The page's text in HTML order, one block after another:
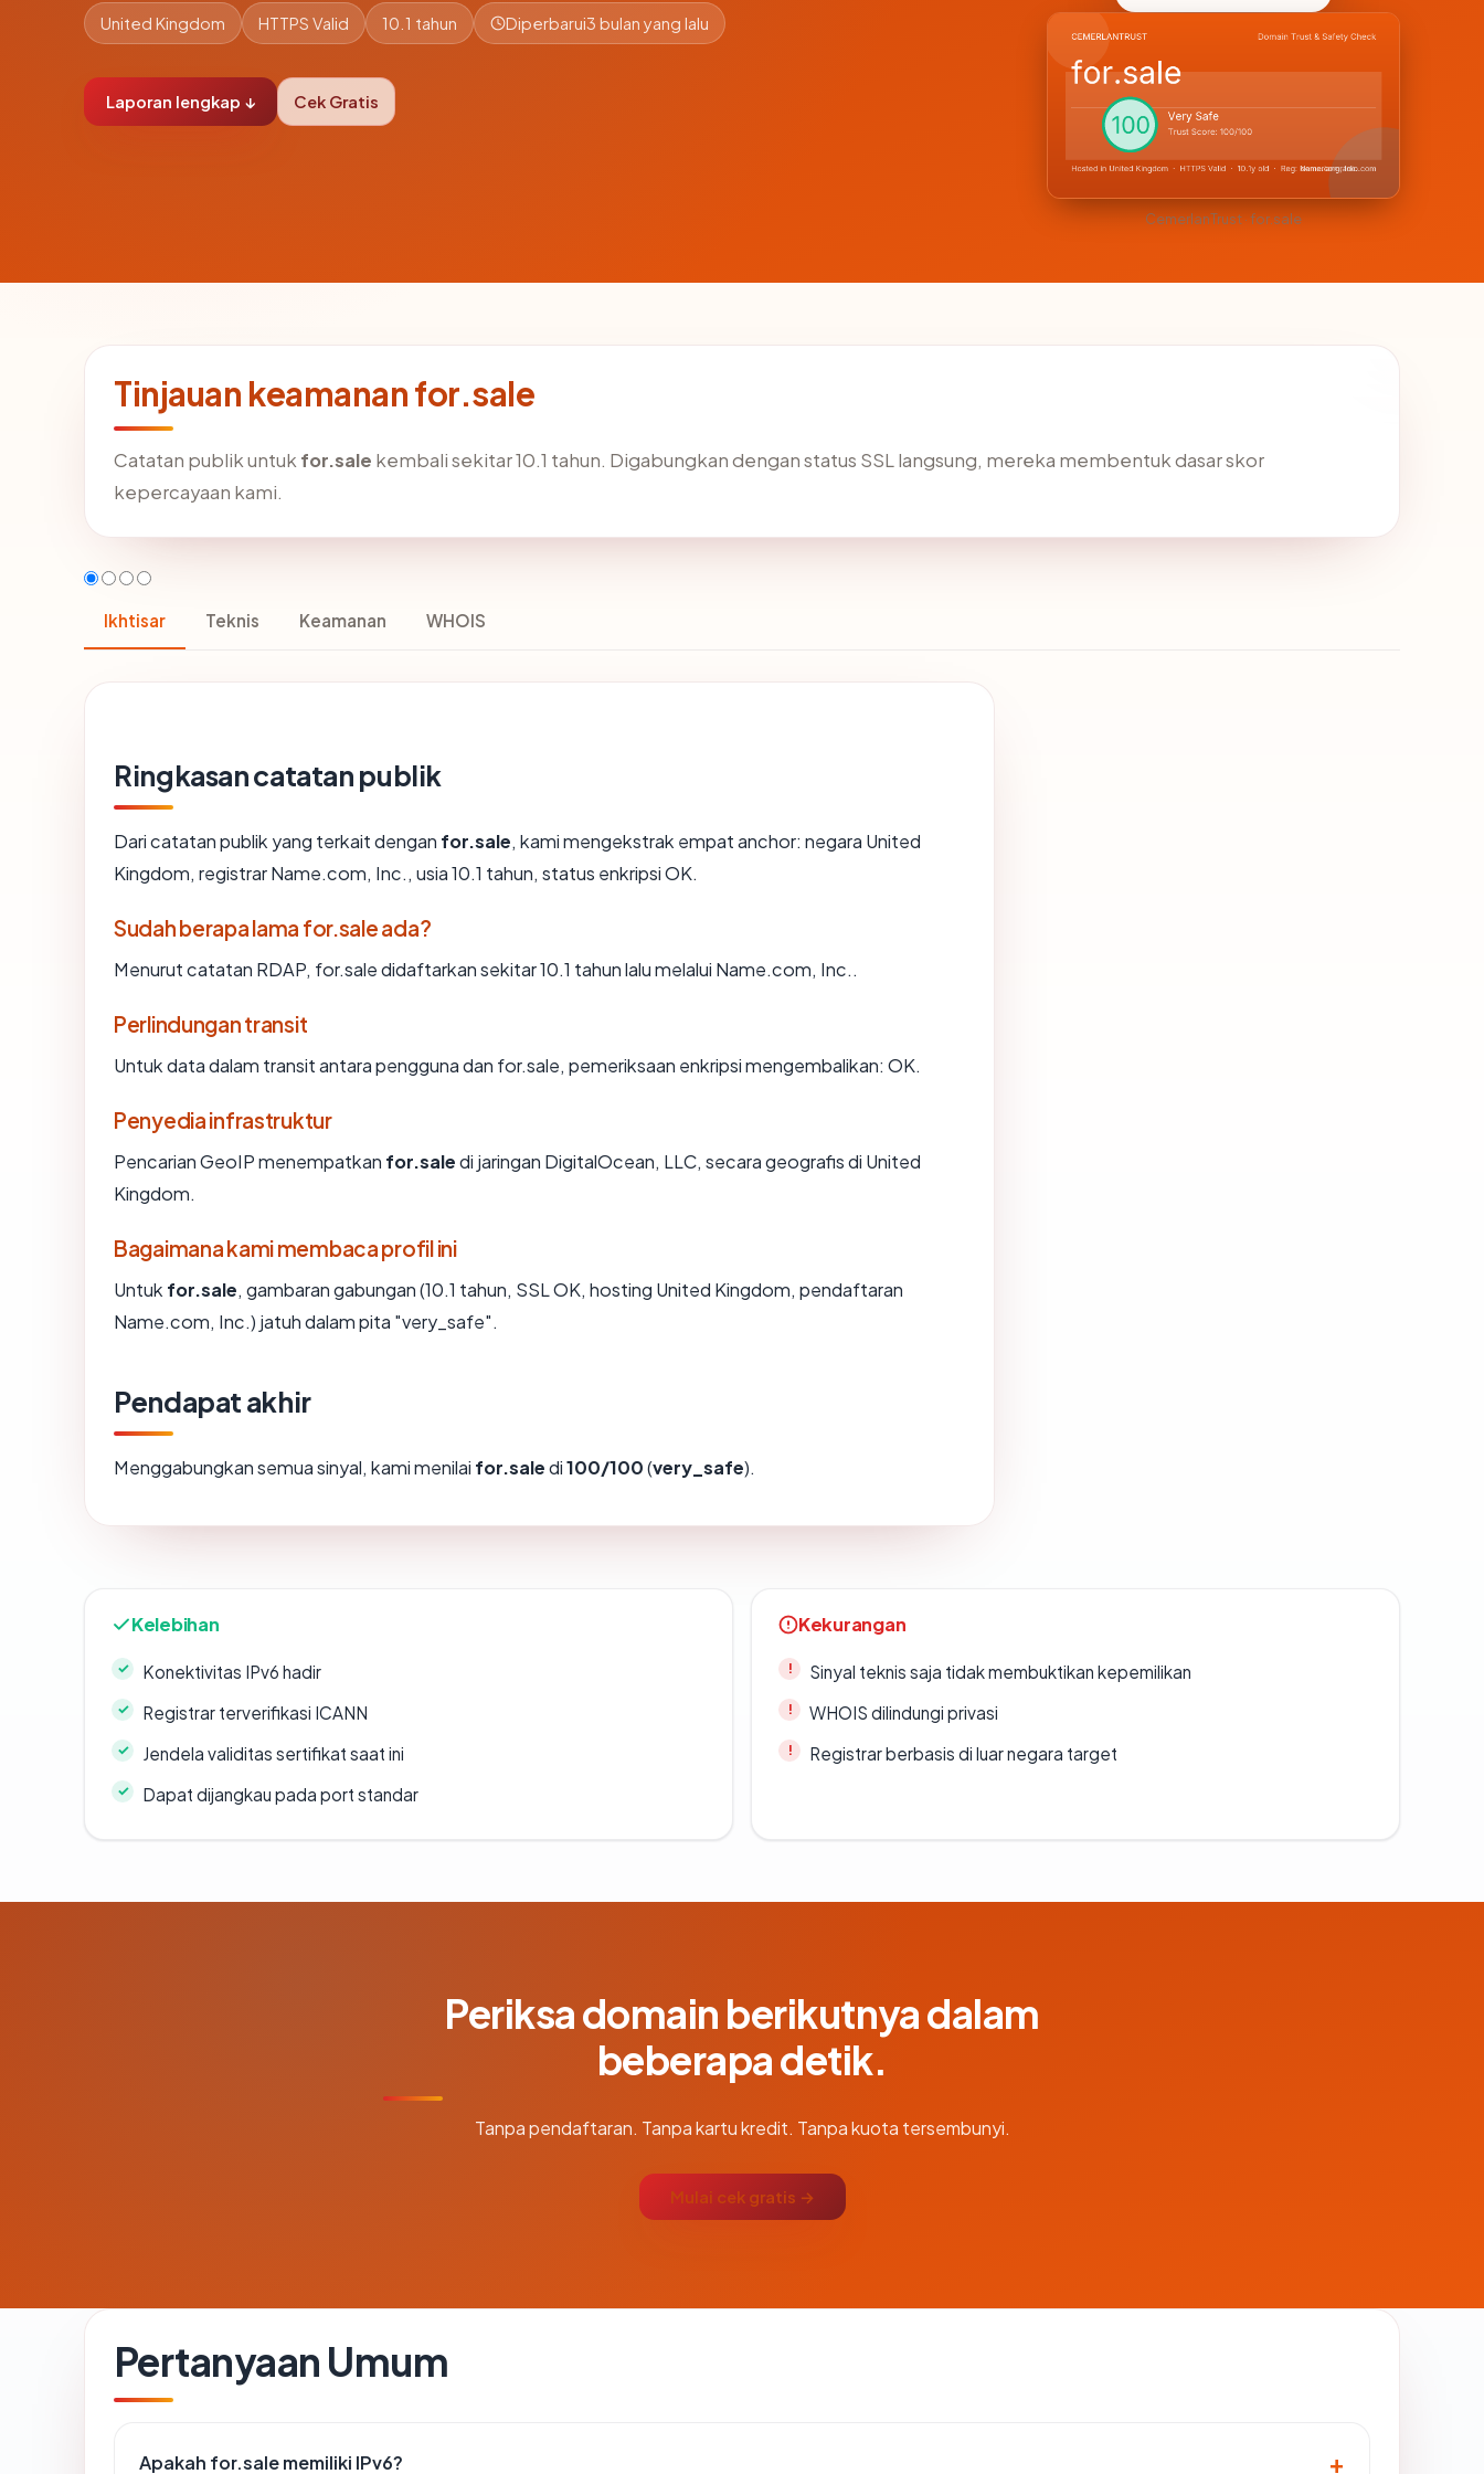
United Kingdom HTTPS Valid 10.1 tahun Diperbarui3 bulan yang lalu
Laporan lengkap ↓ Cek Gratis
CemerlanTrust · for.sale
Tinjauan keamanan for.sale
Catatan publik untuk for.sale kembali sekitar 10.1 tahun. Digabungkan dengan status SSL langsung, mereka membentuk dasar skor
kepercayaan kami.
Ikhtisar Teknis Keamanan WHOIS
Ringkasan catatan publik
Dari catatan publik yang terkait dengan for.sale, kami mengekstrak empat anchor: negara United
Kingdom, registrar Name.com, Inc., usia 10.1 tahun, status enkripsi OK.
Sudah berapa lama for.sale ada?
Menurut catatan RDAP, for.sale didaftarkan sekitar 10.1 tahun lalu melalui Name.com, Inc..
Perlindungan transit
Untuk data dalam transit antara pengguna dan for.sale, pemeriksaan enkripsi mengembalikan: OK.
Penyedia infrastruktur
Pencarian GeoIP menempatkan for.saledi jaringan DigitalOcean, LLC, secara geografis di United
Kingdom.
Bagaimana kami membaca profil ini
Untuk for.sale, gambaran gabungan (10.1 tahun, SSL OK, hosting United Kingdom, pendaftaran
Name.com, Inc.) jatuh dalam pita "very_safe".
Pendapat akhir
Menggabungkan semua sinyal, kami menilai for.saledi100/100(very_safe).
Kelebihan
Konektivitas IPv6 hadir
Registrar terverifikasi ICANN
Jendela validitas sertifikat saat ini
Dapat dijangkau pada port standar
Kekurangan
Sinyal teknis saja tidak membuktikan kepemilikan
WHOIS dilindungi privasi
Registrar berbasis di luar negara target
Periksa domain berikutnya dalam
beberapa detik.
Tanpa pendaftaran. Tanpa kartu kredit. Tanpa kuota tersembunyi.
Mulai cek gratis →
Pertanyaan Umum
Apakah for.sale memiliki IPv6?